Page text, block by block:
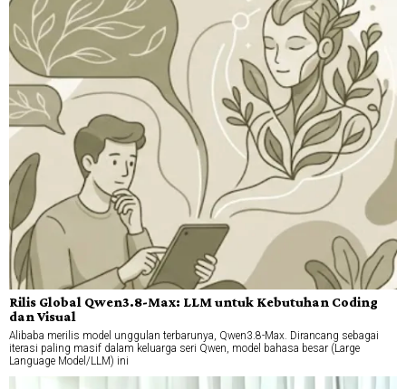
Rilis Global Qwen3.8-Max: LLM untuk Kebutuhan Coding
dan Visual
Alibaba merilis model unggulan terbarunya, Qwen3.8-Max. Dirancang sebagai
iterasi paling masif dalam keluarga seri Qwen, model bahasa besar (Large
Language Model/LLM) ini